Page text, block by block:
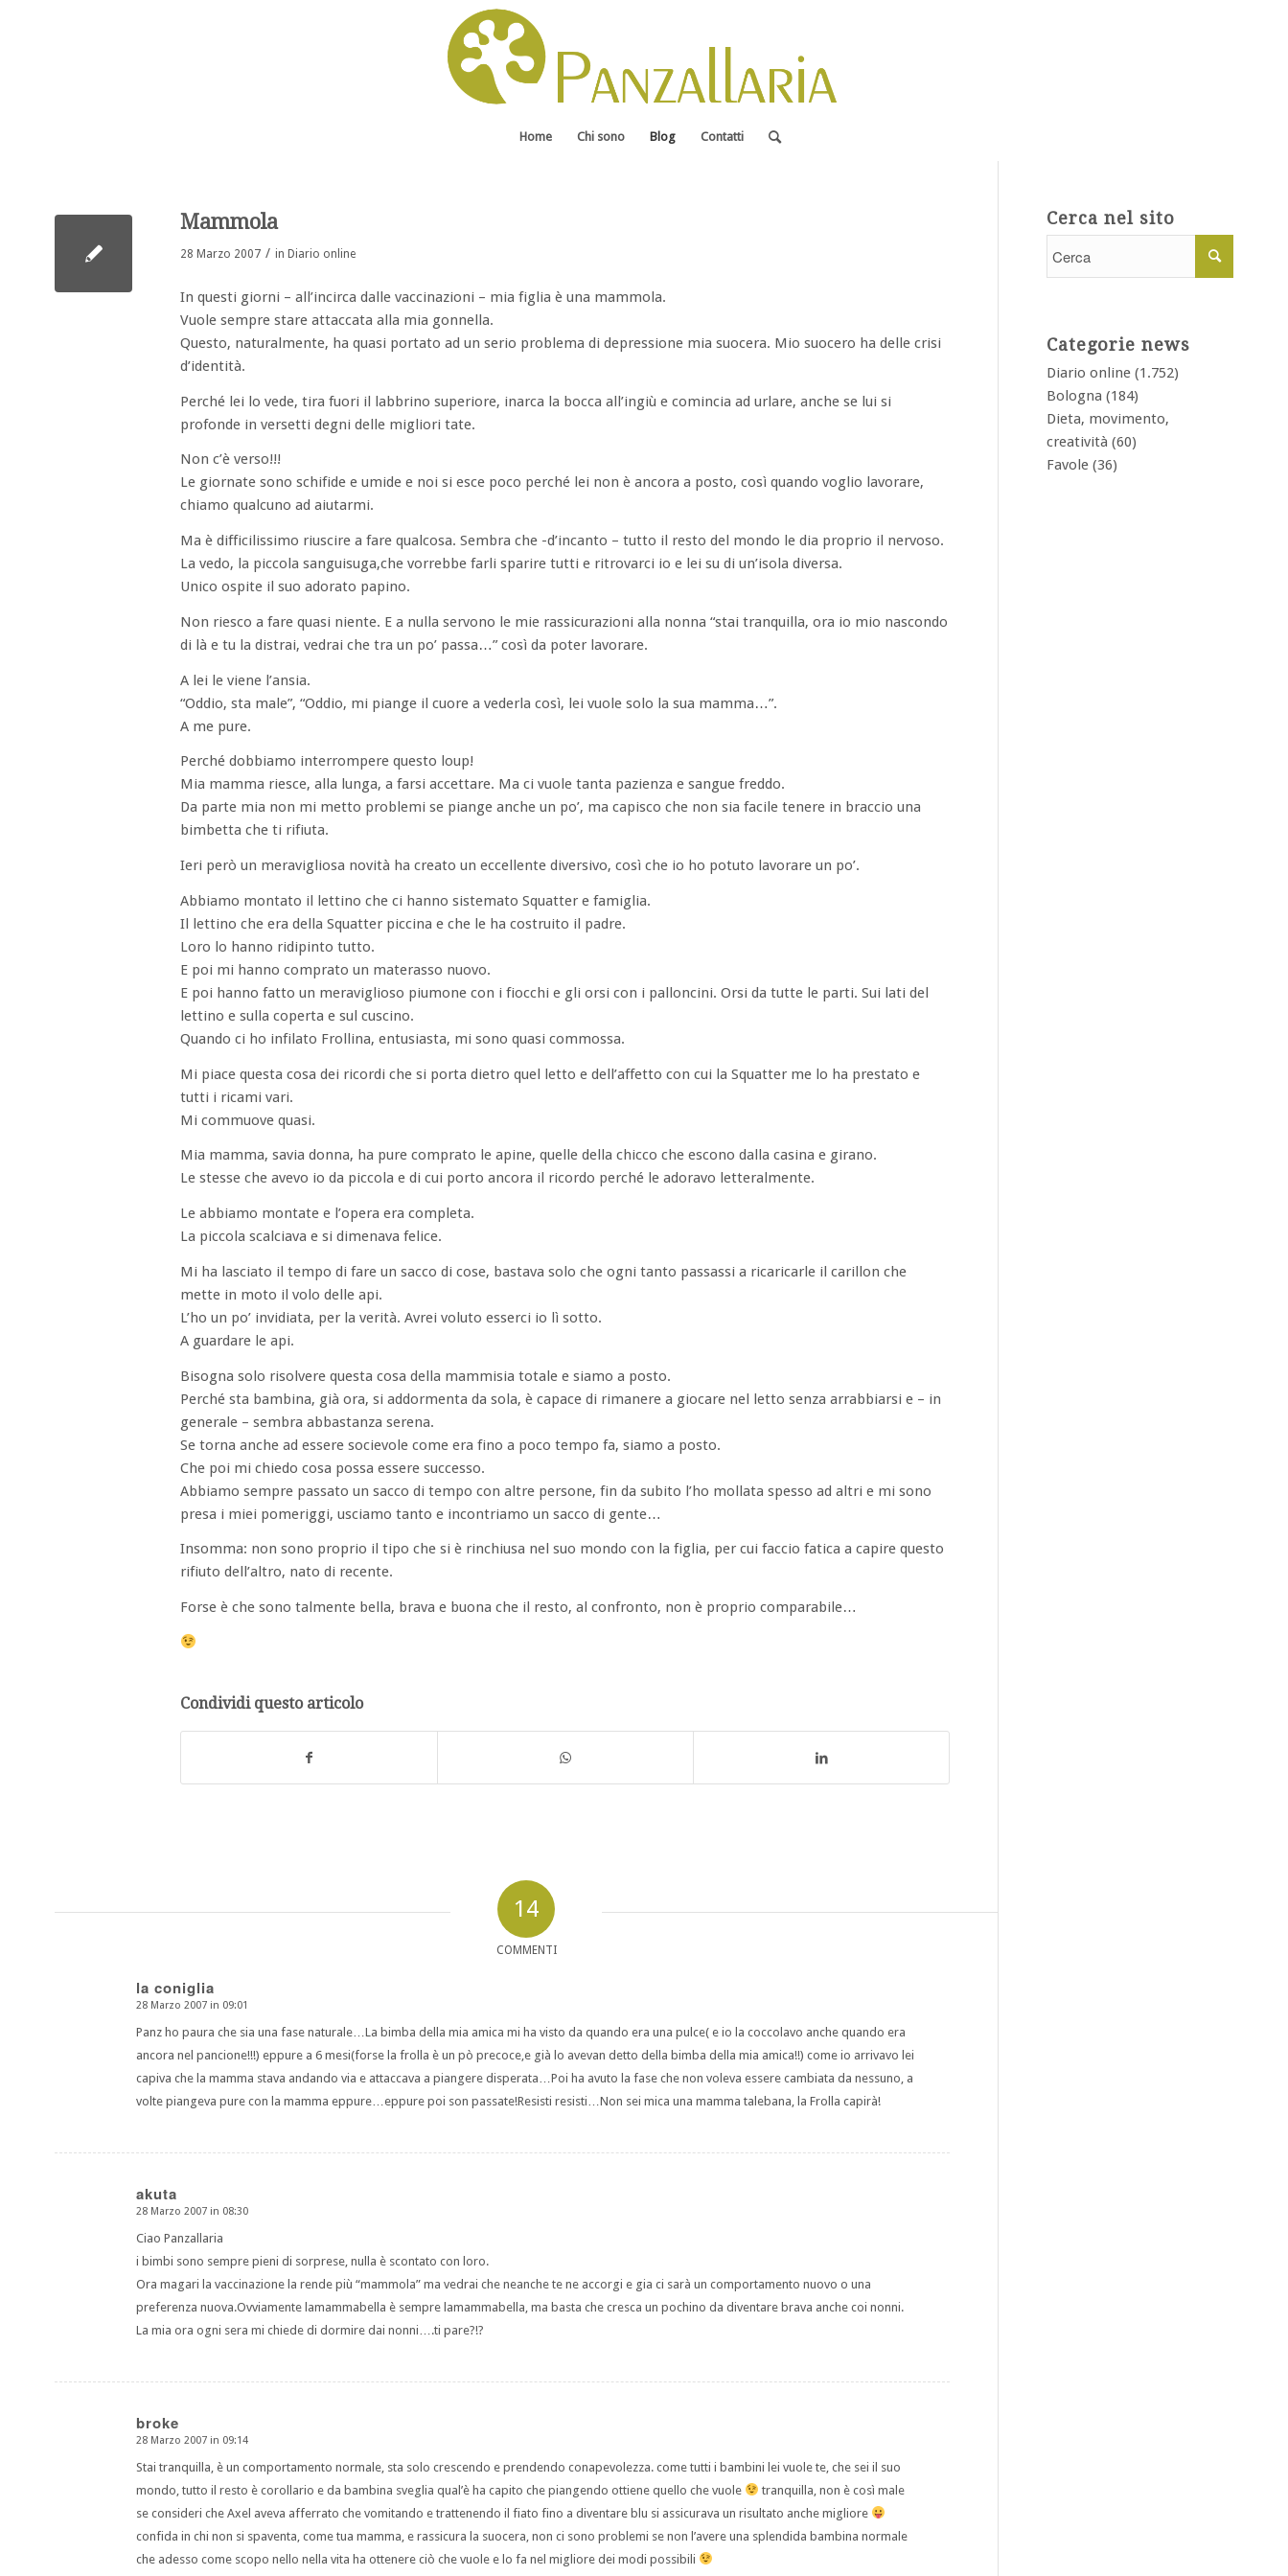
Home Chi sono Blog Contatti
Mammola
28 Marzo 2007 / in Diario online
In questi giorni – all’incirca dalle vaccinazioni – mia figlia è una mammola.
Vuole sempre stare attaccata alla mia gonnella.
Questo, naturalmente, ha quasi portato ad un serio problema di depressione mia suocera. Mio suocero ha delle crisi
d’identità.
Perché lei lo vede, tira fuori il labbrino superiore, inarca la bocca all’ingiù e comincia ad urlare, anche se lui si
profonde in versetti degni delle migliori tate.
Non c’è verso!!!
Le giornate sono schifide e umide e noi si esce poco perché lei non è ancora a posto, così quando voglio lavorare,
chiamo qualcuno ad aiutarmi.
Ma è difficilissimo riuscire a fare qualcosa. Sembra che -d’incanto – tutto il resto del mondo le dia proprio il nervoso.
La vedo, la piccola sanguisuga,che vorrebbe farli sparire tutti e ritrovarci io e lei su di un’isola diversa.
Unico ospite il suo adorato papino.
Non riesco a fare quasi niente. E a nulla servono le mie rassicurazioni alla nonna “stai tranquilla, ora io mio nascondo
di là e tu la distrai, vedrai che tra un po’ passa…” così da poter lavorare.
A lei le viene l’ansia.
“Oddio, sta male”, “Oddio, mi piange il cuore a vederla così, lei vuole solo la sua mamma…”.
A me pure.
Perché dobbiamo interrompere questo loup!
Mia mamma riesce, alla lunga, a farsi accettare. Ma ci vuole tanta pazienza e sangue freddo.
Da parte mia non mi metto problemi se piange anche un po’, ma capisco che non sia facile tenere in braccio una
bimbetta che ti rifiuta.
Ieri però un meravigliosa novità ha creato un eccellente diversivo, così che io ho potuto lavorare un po’.
Abbiamo montato il lettino che ci hanno sistemato Squatter e famiglia.
Il lettino che era della Squatter piccina e che le ha costruito il padre.
Loro lo hanno ridipinto tutto.
E poi mi hanno comprato un materasso nuovo.
E poi hanno fatto un meraviglioso piumone con i fiocchi e gli orsi con i palloncini. Orsi da tutte le parti. Sui lati del
lettino e sulla coperta e sul cuscino.
Quando ci ho infilato Frollina, entusiasta, mi sono quasi commossa.
Mi piace questa cosa dei ricordi che si porta dietro quel letto e dell’affetto con cui la Squatter me lo ha prestato e
tutti i ricami vari.
Mi commuove quasi.
Mia mamma, savia donna, ha pure comprato le apine, quelle della chicco che escono dalla casina e girano.
Le stesse che avevo io da piccola e di cui porto ancora il ricordo perché le adoravo letteralmente.
Le abbiamo montate e l’opera era completa.
La piccola scalciava e si dimenava felice.
Mi ha lasciato il tempo di fare un sacco di cose, bastava solo che ogni tanto passassi a ricaricarle il carillon che
mette in moto il volo delle api.
L’ho un po’ invidiata, per la verità. Avrei voluto esserci io lì sotto.
A guardare le api.
Bisogna solo risolvere questa cosa della mammisia totale e siamo a posto.
Perché sta bambina, già ora, si addormenta da sola, è capace di rimanere a giocare nel letto senza arrabbiarsi e – in
generale – sembra abbastanza serena.
Se torna anche ad essere socievole come era fino a poco tempo fa, siamo a posto.
Che poi mi chiedo cosa possa essere successo.
Abbiamo sempre passato un sacco di tempo con altre persone, fin da subito l’ho mollata spesso ad altri e mi sono
presa i miei pomeriggi, usciamo tanto e incontriamo un sacco di gente…
Insomma: non sono proprio il tipo che si è rinchiusa nel suo mondo con la figlia, per cui faccio fatica a capire questo
rifiuto dell’altro, nato di recente.
Forse è che sono talmente bella, brava e buona che il resto, al confronto, non è proprio comparabile…
Condividi questo articolo
14
COMMENTI
la coniglia
dice:
28 Marzo 2007 in 09:01
Panz ho paura che sia una fase naturale…La bimba della mia amica mi ha visto da quando era una pulce( e io la coccolavo anche quando era
ancora nel pancione!!!) eppure a 6 mesi(forse la frolla è un pò precoce,e già lo avevan detto della bimba della mia amica!!) come io arrivavo lei
capiva che la mamma stava andando via e attaccava a piangere disperata…Poi ha avuto la fase che non voleva essere cambiata da nessuno, a
volte piangeva pure con la mamma eppure…eppure poi son passate!Resisti resisti…Non sei mica una mamma talebana, la Frolla capirà!
akuta
dice:
28 Marzo 2007 in 08:30
Ciao Panzallaria
i bimbi sono sempre pieni di sorprese, nulla è scontato con loro.
Ora magari la vaccinazione la rende più “mammola” ma vedrai che neanche te ne accorgi e gia ci sarà un comportamento nuovo o una
preferenza nuova.Ovviamente lamammabella è sempre lamammabella, ma basta che cresca un pochino da diventare brava anche coi nonni.
La mia ora ogni sera mi chiede di dormire dai nonni….ti pare?!?
broke
dice:
28 Marzo 2007 in 09:14
Stai tranquilla, è un comportamento normale, sta solo crescendo e prendendo conapevolezza. come tutti i bambini lei vuole te, che sei il suo
mondo, tutto il resto è corollario e da bambina sveglia qual’è ha capito che piangendo ottiene quello che vuole
tranquilla, non è così male
se consideri che Axel aveva afferrato che vomitando e trattenendo il fiato fino a diventare blu si assicurava un risultato anche migliore
confida in chi non si spaventa, come tua mamma, e rassicura la suocera, non ci sono problemi se non l’avere una splendida bambina normale
che adesso come scopo nello nella vita ha ottenere ciò che vuole e lo fa nel migliore dei modi possibili
Cerca nel sito
Categorie news
Diario online (1.752)
Bologna (184)
Dieta, movimento,
creatività (60)
Favole (36)